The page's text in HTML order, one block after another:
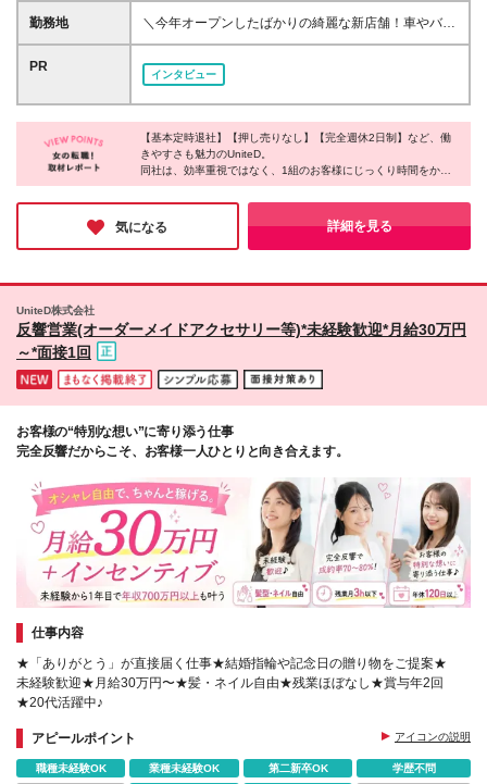
ピッタリです！／ ★人と話すことが好きな方 ★誰か
に喜んでもらえる仕事がしたい方 ★頑張った分しっ
働きたい方 ★チームワークを大切にできる方 ★未経
ィブ＋残業代全額支給 ※経験・スキルを考慮の上、決
はありません ★お客様へ寄り添った結果、収入アッ
の平均年収700万円 ・1年目で年収1000万円超を実現
した先輩も活躍中 ・入社2ヶ月目までに全員がインセ
ンティブを獲得 当社では、お客様一人ひとりに丁寧
お客様に寄り添った提案が収入アップにつながる環境
です。 社員の中には入社8ヶ月目で前職の年収を超え
◎課長になると家賃半額補助制度が適用！ 家賃半額
とも・・！
勤務地
＼今年オープンしたばかりの綺麗な新店舗！車やバイ
ク通勤もOK／ ★転勤は一切ありません ★「新宿御苑
前駅」から徒歩5分 東京都新宿区新宿1-28-3 TSG御苑
ビル2階 ※(変更の範囲)上記を除く当社関連勤務地
PR
インタビュー
【基本定時退社】【押し売りなし】【完全週休2日制】など、働
きやすさも魅力のUniteD。
同社は、効率重視ではなく、1組のお客様にじっくり時間をかけ
て寄り添うスタイル。お客様の想いを丁寧に汲み取り、理想の一
品を一緒につくり上げることを大切にしているそうです！だから
こそ、「想像以上の仕上がりです」といった嬉しい言葉をいただ
けることもあるよう。接客の本当の楽しさを実感したい方に、ぜ
ひおすすめしたい企業です♪
気になる 詳細を見る
UniteD株式会社
反響営業(オーダーメイドアクセサリー等)*未経験歓迎*月給30万円
～*面接1回
お客様の“特別な想い”に寄り添う仕事
完全反響だからこそ、お客様一人ひとりと向き合えます。
仕事内容
★「ありがとう」が直接届く仕事★結婚指輪や記念日の贈り物をご提案★
未経験歓迎★月給30万円〜★髪・ネイル自由★残業ほぼなし★賞与年2回
★20代活躍中♪
アピールポイント アイコンの説明
職種未経験OK 業種未経験OK 第二新卒OK
学歴不問